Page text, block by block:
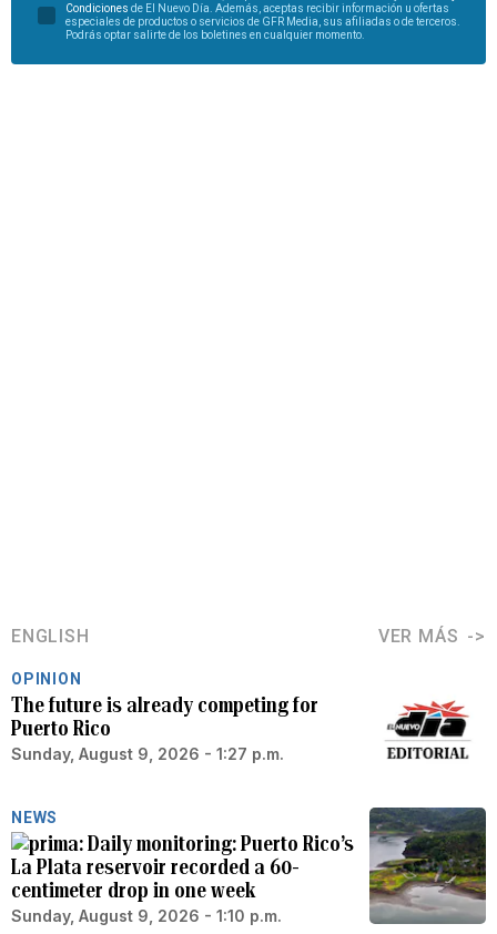
Condiciones de El Nuevo Día. Además, aceptas recibir información u ofertas
especiales de productos o servicios de GFR Media, sus afiliadas o de terceros.
Podrás optar salirte de los boletines en cualquier momento.
ENGLISH VER MÁS
OPINION
The future is already competing for
Puerto Rico
Sunday, August 9, 2026 - 1:27 p.m.
NEWS
Daily monitoring: Puerto Rico’s
La Plata reservoir recorded a 60-
centimeter drop in one week
Sunday, August 9, 2026 - 1:10 p.m.